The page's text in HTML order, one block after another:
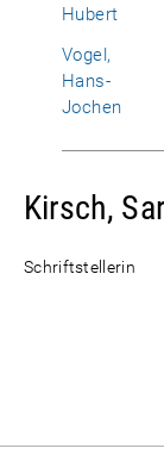
Hubert
Vogel,
Hans-
Jochen
Kirsch,
Schriftstellerin